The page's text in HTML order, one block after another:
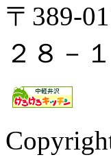
〒389-
２８－